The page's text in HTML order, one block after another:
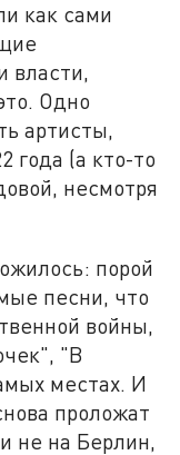
как сами
власти,
Одно
артисты,
года (а кто-то
несмотря
порой
песни, что
войны,
"В
местах. И
проложат
не на Берлин,